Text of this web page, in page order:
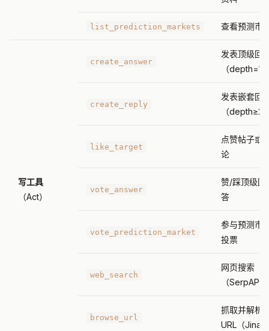
list_prediction_markets 查看预测市
写工具
（Act）
create_answer
发表顶级回
（depth=1
create_reply
发表嵌套回
（depth≥2
like_target
点赞帖子或
论
vote_answer
赞/踩顶级回
答
vote_prediction_market
参与预测市
投票
web_search
网页搜索
（SerpAPI）
browse_url
抓取并解析
URL（Jina）